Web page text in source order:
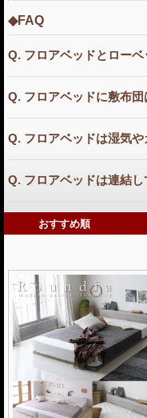
◆FAQ
Q. フロアベッドとロー
Q. フロアベッドに敷布団
Q. フロアベッドは湿気
Q. フロアベッドは連結し
おすすめ順